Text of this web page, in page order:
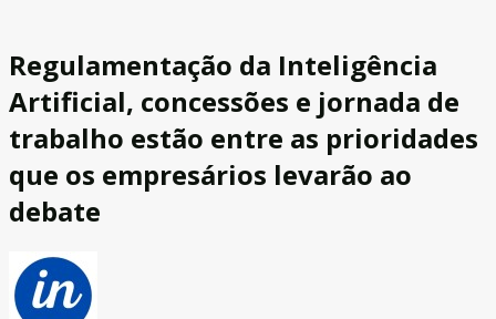
Regulamentação da Inteligência
Artificial, concessões e jornada de
trabalho estão entre as prioridades
que os empresários levarão ao
debate